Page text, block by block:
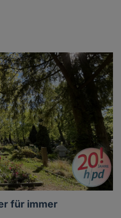
für immer